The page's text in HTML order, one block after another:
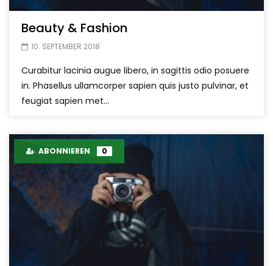
Beauty & Fashion
10. SEPTEMBER 2018
Curabitur lacinia augue libero, in sagittis odio posuere
in. Phasellus ullamcorper sapien quis justo pulvinar, et
feugiat sapien met...
ABONNIEREN 0